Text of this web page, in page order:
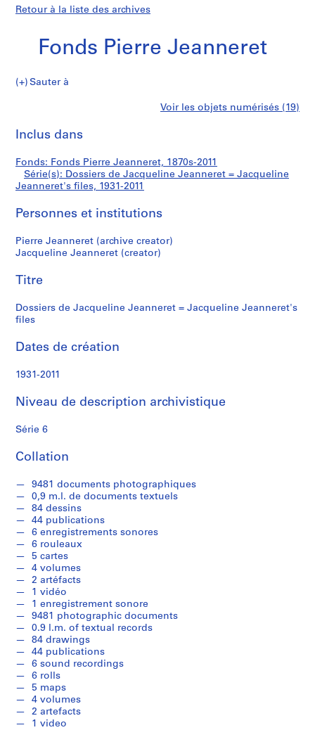
Retour à la liste des archives
Fonds Pierre Jeanneret
Sauter à
d
s
P
i
r
e
J
e
a
n
n
r
t
é
i
(
s
)
:
C
o
r
r
e
s
p
o
n
d
a
n
c
de
Jacqueline
Jeanneret
=
Jacqueline
Jeanneret's
files
Voir les objets numérisés (19)
Inclus dans
Fonds: Fonds Pierre Jeanneret, 1870s-2011
Série(s): Dossiers de Jacqueline Jeanneret = Jacqueline
Jeanneret's files, 1931-2011
Personnes et institutions
Pierre Jeanneret (archive creator)
Jacqueline Jeanneret (creator)
Titre
Dossiers de Jacqueline Jeanneret = Jacqueline Jeanneret's
files
Dates de création
1931-2011
Niveau de description archivistique
Série 6
Collation
9481 documents photographiques
0,9 m.l. de documents textuels
84 dessins
44 publications
6 enregistrements sonores
6 rouleaux
5 cartes
4 volumes
2 artéfacts
1 vidéo
1 enregistrement sonore
9481 photographic documents
0.9 l.m. of textual records
84 drawings
44 publications
6 sound recordings
6 rolls
5 maps
4 volumes
2 artefacts
1 video